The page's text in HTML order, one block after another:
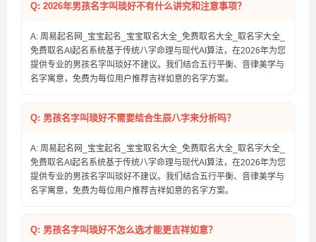
Q: 2026年男孩名字叫琰好不有什么讲究和注意事项？
A: 周易起名网_宝宝起名_宝宝取名大全_免费取名大全_取名字大全_
免费取名AI起名系统基于传统八字命理与现代AI算法，在2026年为您
提供专业的男孩名字叫琰好不建议。我们结合五行平衡、音律美学与
名字寓意，免费为每位用户推荐吉祥如意的名字方案。
Q: 男孩名字叫琰好不需要结合生辰八字来分析吗？
A: 周易起名网_宝宝起名_宝宝取名大全_免费取名大全_取名字大全_
免费取名AI起名系统基于传统八字命理与现代AI算法，在2026年为您
提供专业的男孩名字叫琰好不建议。我们结合五行平衡、音律美学与
名字寓意，免费为每位用户推荐吉祥如意的名字方案。
Q: 男孩名字叫琰好不怎么选才能更吉祥如意？